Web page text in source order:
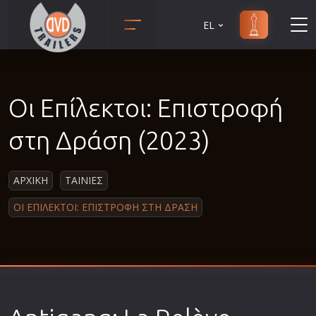
Αισθηματικές
Αισθησιακές
Αστυνομικές
Γουέστερν
EL
Οι Επίλεκτοι: Επιστροφή
στη Δράση (2023)
ΑΡΧΙΚΗ
ΤΑΙΝΙΕΣ
ΟΙ ΕΠΙΛΕΚΤΟΙ: ΕΠΙΣΤΡΟΦΗ ΣΤΗ ΔΡΑΣΗ